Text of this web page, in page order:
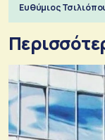
Ευθύμιος